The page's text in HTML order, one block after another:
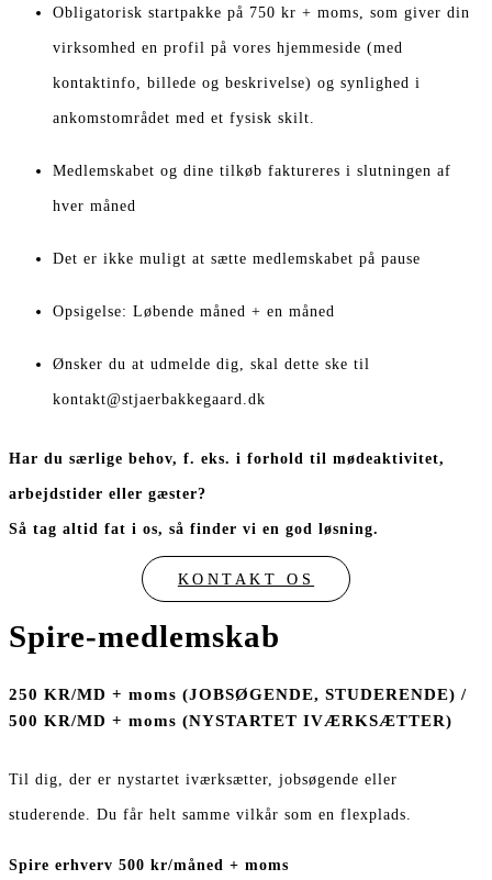
Obligatorisk startpakke på 750 kr + moms, som giver din
virksomhed en profil på vores hjemmeside (med
kontaktinfo, billede og beskrivelse) og synlighed i
ankomstområdet med et fysisk skilt.
Medlemskabet og dine tilkøb faktureres i slutningen af
hver måned
Det er ikke muligt at sætte medlemskabet på pause
Opsigelse: Løbende måned + en måned
Ønsker du at udmelde dig, skal dette ske til
kontakt@stjaerbakkegaard.dk
Har du særlige behov, f. eks. i forhold til mødeaktivitet,
arbejdstider eller gæster?
Så tag altid fat i os, så finder vi en god løsning.
KONTAKT OS
Spire-medlemskab
250 KR/MD + moms (JOBSØGENDE, STUDERENDE) /
500 KR/MD + moms (NYSTARTET IVÆRKSÆTTER)
Til dig, der er nystartet iværksætter, jobsøgende eller
studerende. Du får helt samme vilkår som en flexplads.
Spire erhverv 500 kr/måned + moms